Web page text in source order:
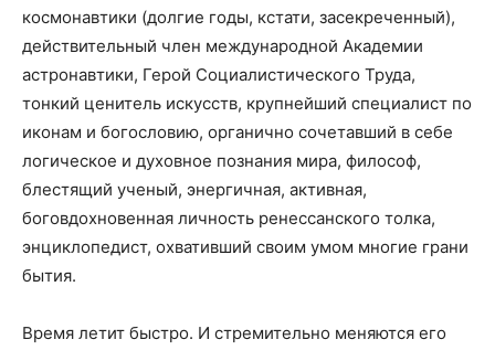
космонавтики (долгие годы, кстати, засекреченный),
действительный член международной Академии
астронавтики, Герой Социалистического Труда,
тонкий ценитель искусств, крупнейший специалист по
иконам и богословию, органично сочетавший в себе
логическое и духовное познания мира, философ,
блестящий ученый, энергичная, активная,
боговдохновенная личность ренессанского толка,
энциклопедист, охвативший своим умом многие грани
бытия.
Время летит быстро. И стремительно меняются его